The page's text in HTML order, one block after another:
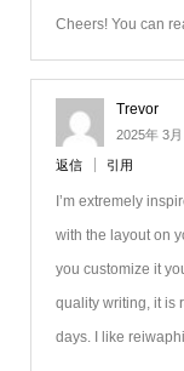
Cheers! You can
Trevor
2025年 3月
返信 引用
I’m extremely
with the layout on
you customize it
quality writing, it is
days. I like